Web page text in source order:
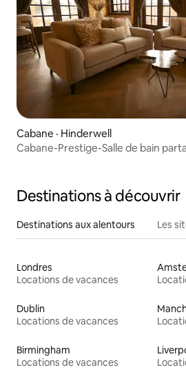
Cabane · Hinderwell
Cabane-Prestige-Salle de bain
Destinations à découvrir
Destinations aux alentours Les
Londres
Locations de vacances
Dublin
Locations de vacances
Birmingham
Locations de vacances